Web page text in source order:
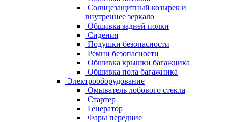
Солнцезащитный козырек и
внутреннее зеркало
Обшивка задней полки
Сидения
Подушки безопасности
Ремни безопасности
Обшивка крышки багажника
Обшивка пола багажника
Электрооборудование
Омыватель лобового стекла
Стартер
Генератор
Фары передние